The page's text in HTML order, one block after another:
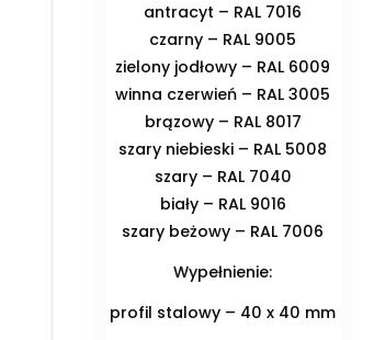
antracyt – RAL 7016
czarny – RAL 9005
zielony jodłowy – RAL 6009
winna czerwień – RAL 3005
brązowy – RAL 8017
szary niebieski – RAL 5008
szary – RAL 7040
biały – RAL 9016
szary beżowy – RAL 7006
Wypełnienie:
profil stalowy – 40 x 40 mm